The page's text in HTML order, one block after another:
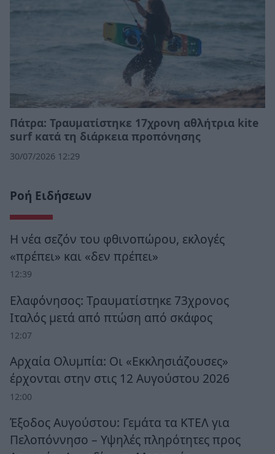
Πάτρα: Τραυματίστηκε 17χρονη αθλήτρια kite
surf κατά τη διάρκεια προπόνησης
30/07/2026 12:29
Ροή Ειδήσεων
Η νέα σεζόν του φθινοπώρου, εκλογές
«πρέπει» και «δεν πρέπει»
12:39
Ελαφόνησος: Τραυματίστηκε 73χρονος
Ιταλός μετά από πτώση από σκάφος
12:07
Αρχαία Ολυμπία: Οι «Εκκλησιάζουσες»
έρχονται στην στις 12 Αυγούστου 2026
12:00
Έξοδος Αυγούστου: Γεμάτα τα ΚΤΕΛ για
Πελοπόννησο – Υψηλές πληρότητες προς